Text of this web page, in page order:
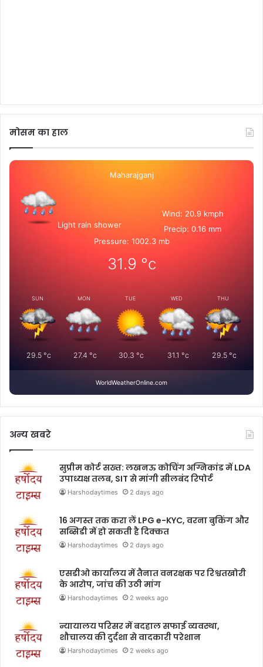
मोसम का हाल
Maharajganj
Light rain shower
Wind: 20.9 kmph
Precip: 0.16 mm
Pressure: 1002.3 mb
31.9 °c
SUN
29.5°c
MON
27.4 °c
TUE
30.3 °c
WED
31.1 °c
THU
29.5 °c
WorldWeatherOnline.com
अन्य खबरे
सुप्रीम कोर्ट सख्त: लखनऊ कोचिंग अग्निकांड में LDA
उपाध्यक्ष तलब, SIT से मांगी सीलबंद रिपोर्ट
Harshodaytimes 2 days ago
16 अगस्त तक करा लें LPG e-KYC, वरना बुकिंग और
सब्सिडी में हो सकती है दिक्कत
Harshodaytimes 2 days ago
एसडीओ कार्यालय में तैनात वनरक्षक पर रिश्वतखोरी
के आरोप, जांच की उठी मांग
Harshodaytimes 2 weeks ago
न्यायालय परिसर में बदहाल सफाई व्यवस्था,
शौचालय की दुर्दशा से वादकारी परेशान
Harshodaytimes 2 weeks ago